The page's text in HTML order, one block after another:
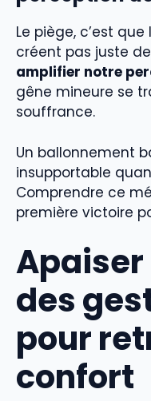
Le piège, c’est
créent pas juste
amplifier notre
gêne mineure se
souffrance.
Un ballonnement
insupportable
Comprendre ce
première victoire
Apaiser
des
pour
confort